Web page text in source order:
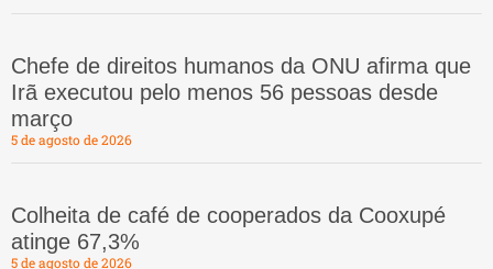
Chefe de direitos humanos da ONU afirma que
Irã executou pelo menos 56 pessoas desde
março
5 de agosto de 2026
Colheita de café de cooperados da Cooxupé
atinge 67,3%
5 de agosto de 2026